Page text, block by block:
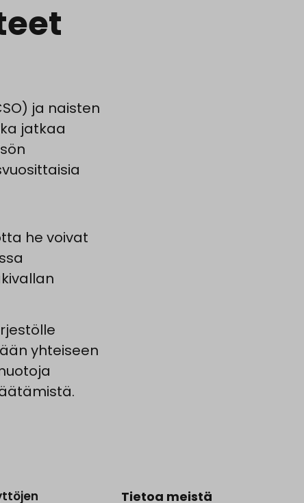
ja naisten
jatkaa
he voivat
yhteiseen
Tietoa meistä